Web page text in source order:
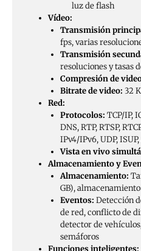
luz de flash
Vídeo:
Transmisión
fps, varias
Transmisión
resoluciones y tasas
Compresión de
Bitrate de video: 32
Red:
Protocolos: TCP/IP,
DNS, RTP, RTSP,
IPv4/IPv6, UDP, ISUP,
Vista en vivo
Almacenamiento y
Almacenamiento:
GB), almacenamiento
Eventos: Detección
de red, conflicto de
detector de
semáforos
Funciones inteligentes: